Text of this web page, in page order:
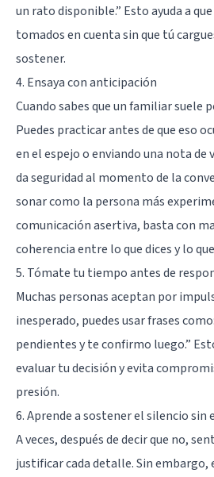
un rato disponible.” Esto ayuda a
tomados en cuenta sin que tú
sostener.
4. Ensaya con anticipación
Cuando sabes que un familiar suele
Puedes practicar antes de que eso
en el espejo o enviando una nota de
da seguridad al momento de la
sonar como la persona más
comunicación asertiva, basta con
coherencia entre lo que dices y lo
5. Tómate tu tiempo antes de
Muchas personas aceptan por
inesperado, puedes usar frases
pendientes y te confirmo luego.”
evaluar tu decisión y evita
presión.
6. Aprende a sostener el silencio sin
A veces, después de decir que no,
justificar cada detalle. Sin embargo,